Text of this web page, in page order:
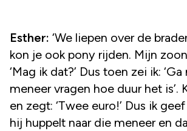
Esther: ‘We liepen over de
kon je ook pony rijden. Mijn
‘Mag ik dat?’ Dus toen zei ik:
meneer vragen hoe duur het is’.
en zegt: ‘Twee euro!’ Dus ik
hij huppelt naar die meneer en